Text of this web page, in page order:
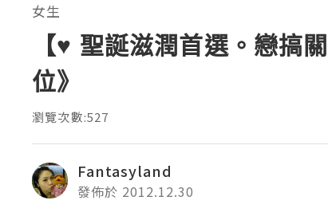
女生
【♥ 聖誕滋潤首選。戀搞
位》
瀏覽次數:527
Fantasyland
發佈於 2012.12.30